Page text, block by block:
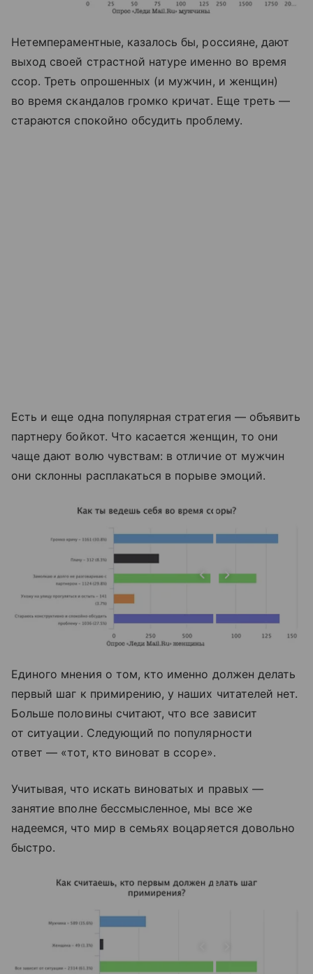
Нетемпераментные, казалось бы, россияне, дают
выход своей страстной натуре именно во время
ссор. Треть опрошенных (и мужчин, и женщин)
во время скандалов громко кричат. Еще треть —
стараются спокойно обсудить проблему.
Есть и еще одна популярная стратегия — объявить
партнеру бойкот. Что касается женщин, то они
чаще дают волю чувствам: в отличие от мужчин
они склонны расплакаться в порыве эмоций.
Единого мнения о том, кто именно должен делать
первый шаг к примирению, у наших читателей нет.
Больше половины считают, что все зависит
от ситуации. Следующий по популярности
ответ — «тот, кто виноват в ссоре».
Учитывая, что искать виноватых и правых —
занятие вполне бессмысленное, мы все же
надеемся, что мир в семьях воцаряется довольно
быстро.